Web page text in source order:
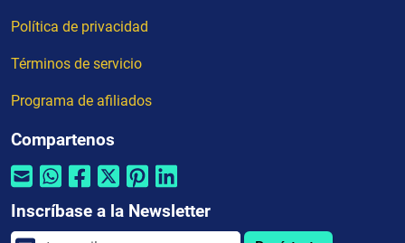
Política de privacidad
Términos de servicio
Programa de afiliados
Compartenos
Inscríbase a la Newsletter